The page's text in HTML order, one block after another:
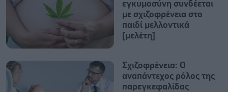
εγκυμοσύνη συνδέεται
με σχιζοφρένεια στο
παιδί μελλοντικά
[μελέτη]
Σχιζοφρένεια: Ο
αναπάντεχος ρόλος της
παρεγκεφαλίδας